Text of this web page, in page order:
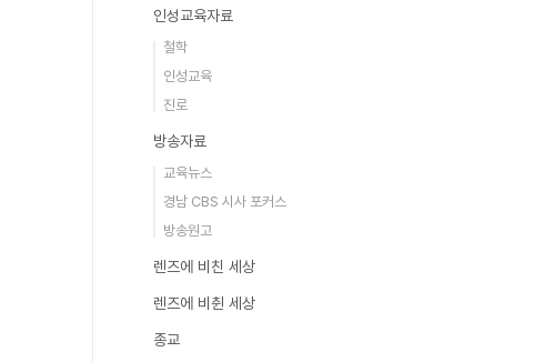
인성교육자료
철학
인성교육
진로
방송자료
교육뉴스
경남 CBS 시사 포커스
방송원고
렌즈에 비친 세상
렌즈에 비췬 세상
종교